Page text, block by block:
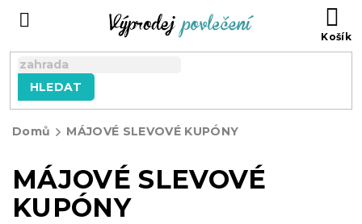
HLEDAT
Domů MÁJOVÉ SLEVOVÉ KUPÓNY
MÁJOVÉ SLEVOVÉ
KUPÓNY